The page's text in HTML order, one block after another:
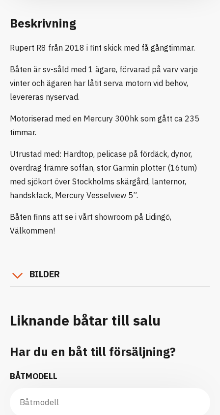
Beskrivning
Rupert R8 från 2018 i fint skick med få gångtimmar.
Båten är sv-såld med 1 ägare, förvarad på varv varje
vinter och ägaren har låtit serva motorn vid behov,
levereras nyservad.
Motoriserad med en Mercury 300hk som gått ca 235
timmar.
Utrustad med: Hardtop, pelicase på fördäck, dynor,
överdrag främre soffan, stor Garmin plotter (16tum)
med sjökort över Stockholms skärgård, lanternor,
handskfack, Mercury Vesselview 5”.
Båten finns att se i vårt showroom på Lidingö,
Välkommen!
BILDER
Liknande båtar till salu
Har du en båt till försäljning?
BÅTMODELL